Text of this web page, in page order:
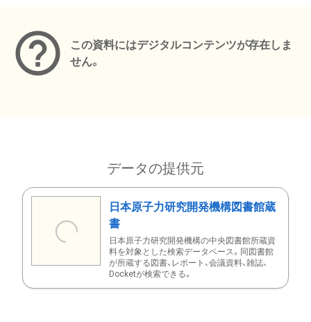
この資料にはデジタルコンテンツが存在しま
せん。
データの提供元
日本原子力研究開発機構図書館蔵
書
日本原子力研究開発機構の中央図書館所蔵資
料を対象とした検索データベース。同図書館
が所蔵する図書、レポート、会議資料、雑誌、
Docketが検索できる。